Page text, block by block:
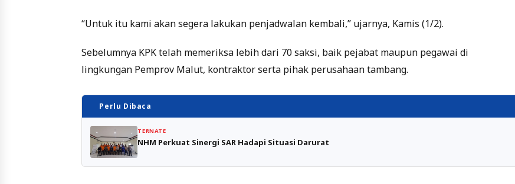
“Untuk itu kami akan segera lakukan penjadwalan kembali,” ujarnya, Kamis (1/2).
Sebelumnya KPK telah memeriksa lebih dari 70 saksi, baik pejabat maupun pegawai di
lingkungan Pemprov Malut, kontraktor serta pihak perusahaan tambang.
Perlu Dibaca
TERNATE
NHM Perkuat Sinergi SAR Hadapi Situasi Darurat